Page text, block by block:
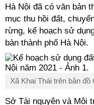
Hà Nội đã có văn bản
mục thu hồi đất,
rừng, kế hoạch sử
bàn thành phố Hà Nội.
Xã Khai Thái trên bản đồ
Sở Tài nguyên và Môi